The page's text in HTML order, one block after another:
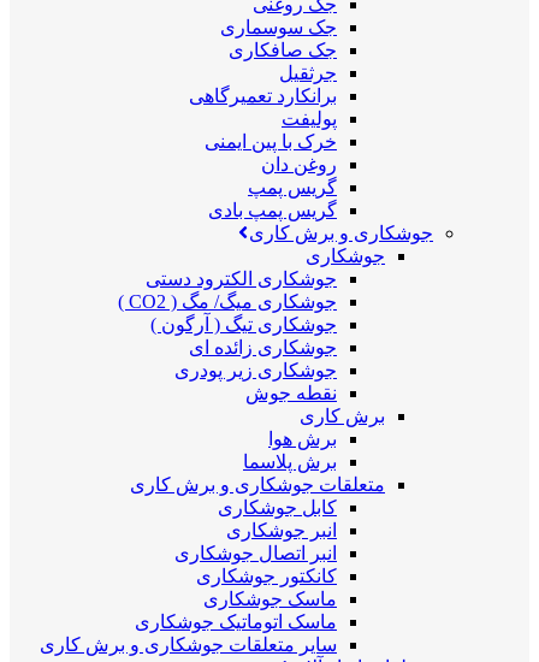
جک روغنی
جک سوسماری
جک صافکاری
جرثقیل
برانکارد تعمیرگاهی
پولیفت
خرک با پین ایمنی
روغن دان
گریس پمپ
گریس پمپ بادی
جوشکاری و برش کاری
جوشکاری
جوشکاری الکترود دستی
جوشکاری میگ/ مگ ( CO2 )
جوشکاری تیگ ( آرگون )
جوشکاری زائده ای
جوشکاری زیر پودری
نقطه جوش
برش کاری
برش هوا
برش پلاسما
متعلقات جوشکاری و برش کاری
کابل جوشکاری
انبر جوشکاری
انبر اتصال جوشکاری
کانکتور جوشکاری
ماسک جوشکاری
ماسک اتوماتیک جوشکاری
سایر متعلقات جوشکاری و برش کاری